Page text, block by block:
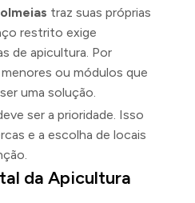
traz suas próprias
restrito exige
de apicultura. Por
ou módulos que
uma solução.
ser a prioridade. Isso
e a escolha de locais
da Apicultura